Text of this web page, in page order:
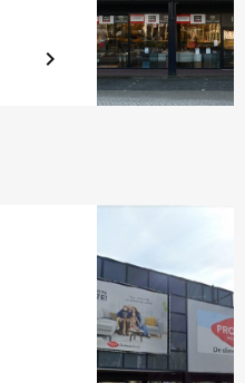
keyboard_arrow_right